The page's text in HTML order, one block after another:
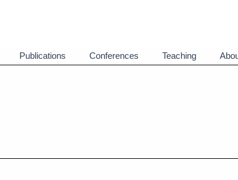
Publications Conferences Teaching